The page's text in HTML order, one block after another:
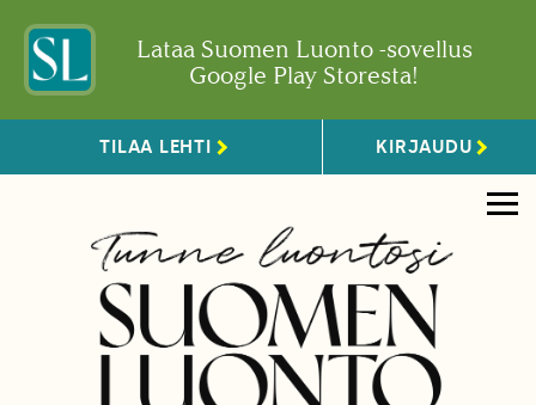
Lataa Suomen Luonto -sovellus
Google Play Storesta!
TILAA LEHTI KIRJAUDU